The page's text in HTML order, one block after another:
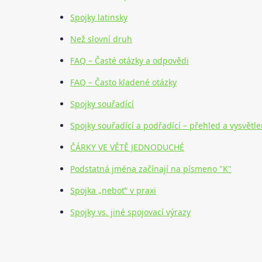
Spojky latinsky
Než slovní druh
FAQ – Časté otázky a odpovědi
FAQ – Často kladené otázky
Spojky souřadící
Spojky souřadící a podřadící – přehled a
ČÁRKY VE VĚTĚ JEDNODUCHÉ
Podstatná jména začínají na písmeno "K"
Spojka „neboť“ v praxi
Spojky vs. jiné spojovací výrazy